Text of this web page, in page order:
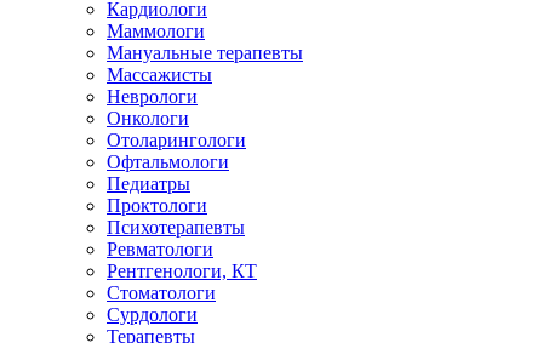
Кардиологи
Маммологи
Мануальные терапевты
Массажисты
Неврологи
Онкологи
Отоларингологи
Офтальмологи
Педиатры
Проктологи
Психотерапевты
Ревматологи
Рентгенологи, КТ
Стоматологи
Сурдологи
Терапевты